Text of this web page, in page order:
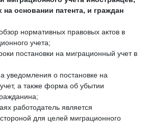
основании патента, и граждан
нормативных правовых актов в
учета;
постановки на миграционный учет в
о постановке на
а также форма об убытии
работодатель является
для целей миграционного